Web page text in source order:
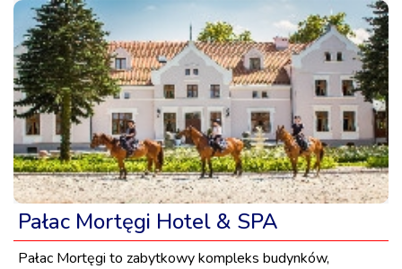
Pałac Mortęgi Hotel & SPA
Pałac Mortęgi to zabytkowy kompleks budynków,